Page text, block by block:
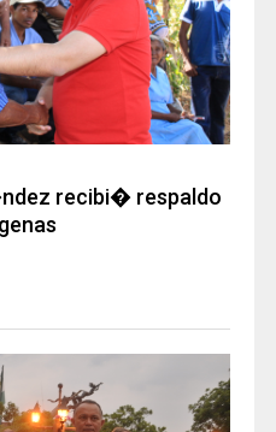
recibi� respaldo